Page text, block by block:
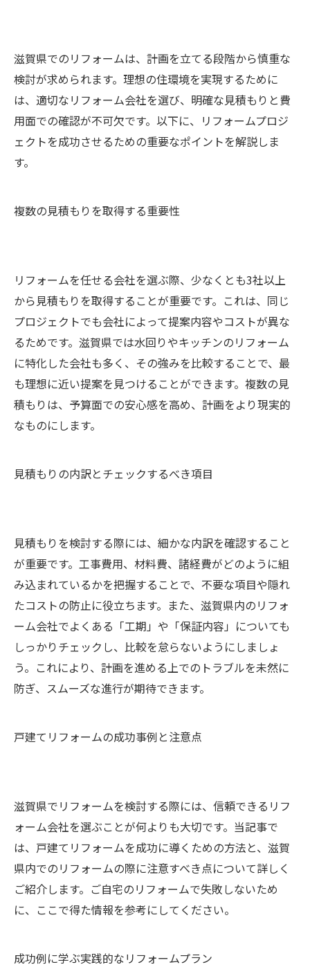
滋賀県でのリフォームは、計画を立てる段階から慎重な
検討が求められます。理想の住環境を実現するために
は、適切なリフォーム会社を選び、明確な見積もりと費
用面での確認が不可欠です。以下に、リフォームプロジ
ェクトを成功させるための重要なポイントを解説しま
す。
複数の見積もりを取得する重要性
リフォームを任せる会社を選ぶ際、少なくとも3社以上
から見積もりを取得することが重要です。これは、同じ
プロジェクトでも会社によって提案内容やコストが異な
るためです。滋賀県では水回りやキッチンのリフォーム
に特化した会社も多く、その強みを比較することで、最
も理想に近い提案を見つけることができます。複数の見
積もりは、予算面での安心感を高め、計画をより現実的
なものにします。
見積もりの内訳とチェックするべき項目
見積もりを検討する際には、細かな内訳を確認すること
が重要です。工事費用、材料費、諸経費がどのように組
み込まれているかを把握することで、不要な項目や隠れ
たコストの防止に役立ちます。また、滋賀県内のリフォ
ーム会社でよくある「工期」や「保証内容」についても
しっかりチェックし、比較を怠らないようにしましょ
う。これにより、計画を進める上でのトラブルを未然に
防ぎ、スムーズな進行が期待できます。
戸建てリフォームの成功事例と注意点
滋賀県でリフォームを検討する際には、信頼できるリフ
ォーム会社を選ぶことが何よりも大切です。当記事で
は、戸建てリフォームを成功に導くための方法と、滋賀
県内でのリフォームの際に注意すべき点について詳しく
ご紹介します。ご自宅のリフォームで失敗しないため
に、ここで得た情報を参考にしてください。
成功例に学ぶ実践的なリフォームプラン